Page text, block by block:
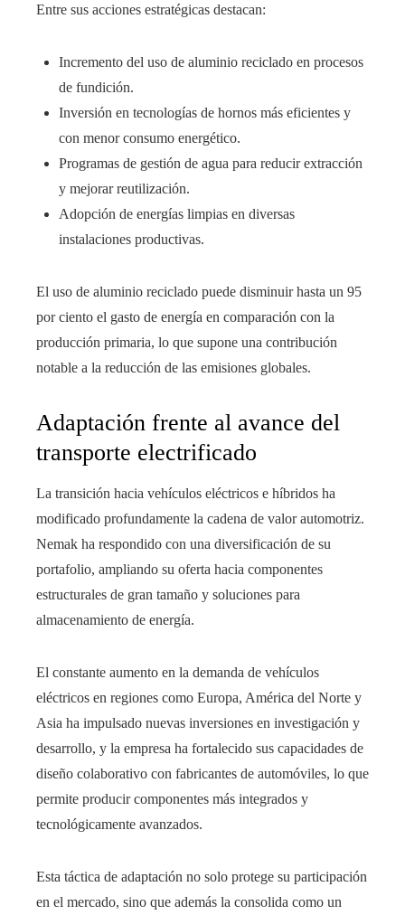
Entre sus acciones estratégicas destacan:
Incremento del uso de aluminio reciclado en procesos
de fundición.
Inversión en tecnologías de hornos más eficientes y
con menor consumo energético.
Programas de gestión de agua para reducir extracción
y mejorar reutilización.
Adopción de energías limpias en diversas
instalaciones productivas.
El uso de aluminio reciclado puede disminuir hasta un 95
por ciento el gasto de energía en comparación con la
producción primaria, lo que supone una contribución
notable a la reducción de las emisiones globales.
Adaptación frente al avance del
transporte electrificado
La transición hacia vehículos eléctricos e híbridos ha
modificado profundamente la cadena de valor automotriz.
Nemak ha respondido con una diversificación de su
portafolio, ampliando su oferta hacia componentes
estructurales de gran tamaño y soluciones para
almacenamiento de energía.
El constante aumento en la demanda de vehículos
eléctricos en regiones como Europa, América del Norte y
Asia ha impulsado nuevas inversiones en investigación y
desarrollo, y la empresa ha fortalecido sus capacidades de
diseño colaborativo con fabricantes de automóviles, lo que
permite producir componentes más integrados y
tecnológicamente avanzados.
Esta táctica de adaptación no solo protege su participación
en el mercado, sino que además la consolida como un